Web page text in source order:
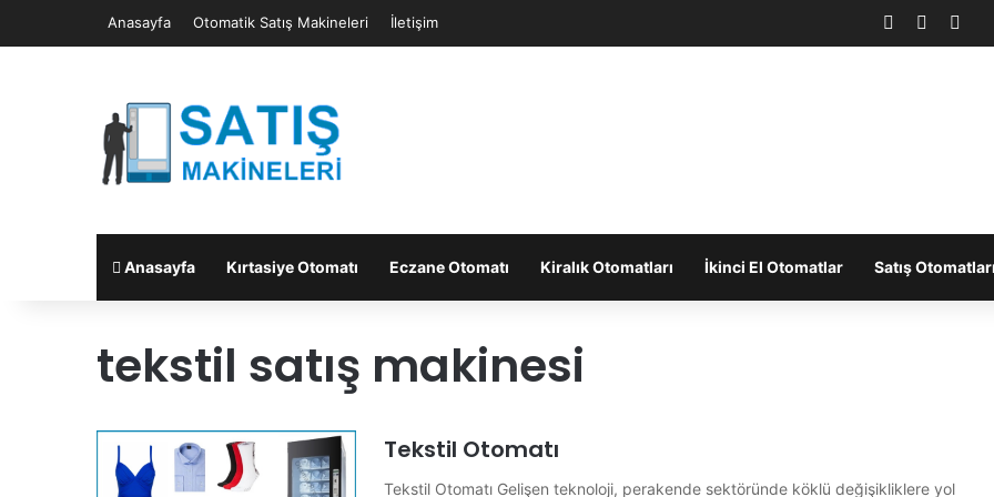
Anasayfa Otomatik Satış Makineleri İletişim Facebook
Anasayfa Kırtasiye Otomatı Eczane Otomatı Kiralık Otomatları İkinci El Otomatlar Satış Otomatları
tekstil satış makinesi
Tekstil Otomatı
Tekstil Otomatı Gelişen teknoloji, perakende sektöründe köklü değişikliklere yol